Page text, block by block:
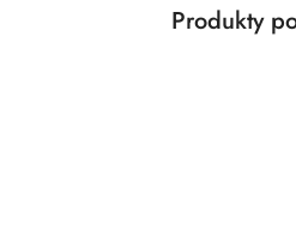
Pomiń karuzelęProdukty
Produkty